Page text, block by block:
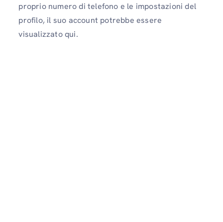
proprio numero di telefono e le impostazioni del
profilo, il suo account potrebbe essere
visualizzato qui.